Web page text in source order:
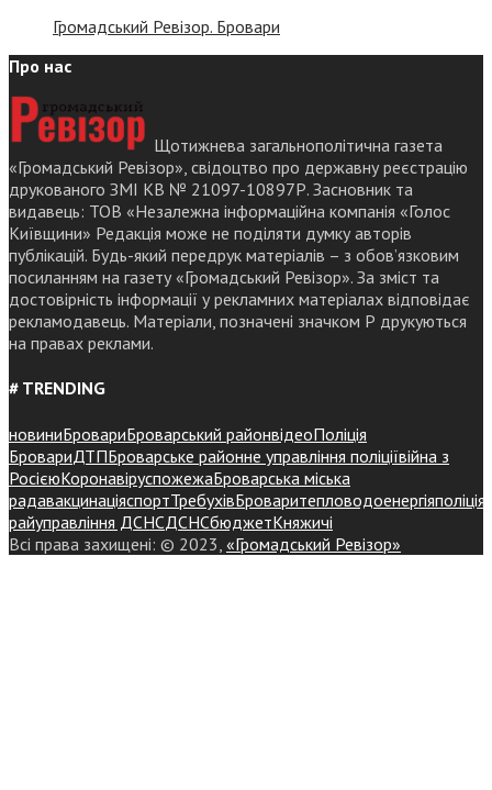
Громадський Ревізор. Бровари
Про нас
Щотижнева загальнополітична газета
«Громадський Ревізор», свідоцтво про державну реєстрацію
друкованого ЗМІ КВ № 21097-10897Р. Засновник та
видавець: ТОВ «Незалежна інформаційна компанія «Голос
Київщини» Редакція може не поділяти думку авторів
публікацій. Будь-який передрук матеріалів – з обов’язковим
посиланням на газету «Громадський Ревізор». За зміст та
достовірність інформації у рекламних матеріалах відповідає
рекламодавець. Матеріали, позначені значком Р друкуються
на правах реклами.
# TRENDING
новиниБровариБроварський районвідеоПоліція
БровариДТПБроварське районне управління поліціївійна з
РосієюКоронавіруспожежаБроварська міська
радавакцинаціяспортТребухівБроваритепловодоенергіяполіція
райуправління ДСНСДСНСбюджетКняжичі
Всі права захищені: © 2023, «Громадський Ревізор»